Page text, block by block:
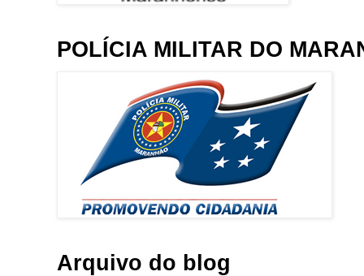
POLÍCIA MILITAR DO
Arquivo do blog